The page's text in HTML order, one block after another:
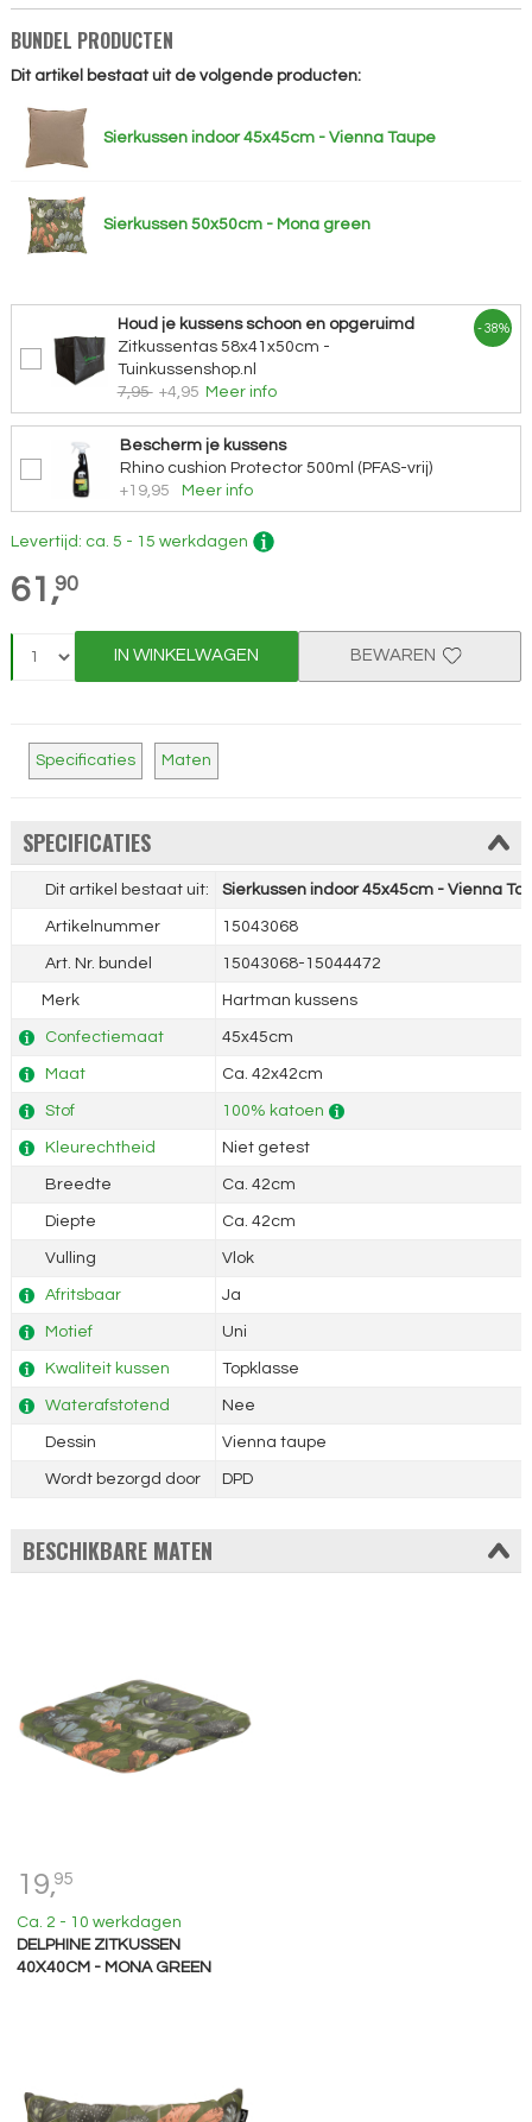
BUNDEL PRODUCTEN
Dit artikel bestaat uit de volgende producten:
Sierkussen indoor 45x45cm - Vienna Taupe
Sierkussen 50x50cm - Mona green
Houd je kussens schoon en opgeruimd
Zitkussentas 58x41x50cm -
Tuinkussenshop.nl
7,95 +4,95 Meer info
- 38%
Bescherm je kussens
Rhino cushion Protector 500ml (PFAS-vrij)
+19,95
Meer info
Levertijd: ca. 5 - 15 werkdagen
61,90
IN WINKELWAGEN BEWAREN
Specificaties Maten
SPECIFICATIES
Dit artikel bestaat uit: Sierkussen indoor 45x45cm - Vienna
Artikelnummer 15043068
Art. Nr. bundel 15043068-15044472
Merk Hartman kussens
Confectiemaat 45x45cm
Maat Ca. 42x42cm
Stof 100% katoen
Kleurechtheid Niet getest
Breedte Ca. 42cm
Diepte Ca. 42cm
Vulling Vlok
Afritsbaar Ja
Motief Uni
Kwaliteit kussen Topklasse
Waterafstotend Nee
Dessin Vienna taupe
Wordt bezorgd door DPD
BESCHIKBARE MATEN
19,95
Ca. 2 - 10 werkdagen
DELPHINE ZITKUSSEN
40X40CM - MONA GREEN